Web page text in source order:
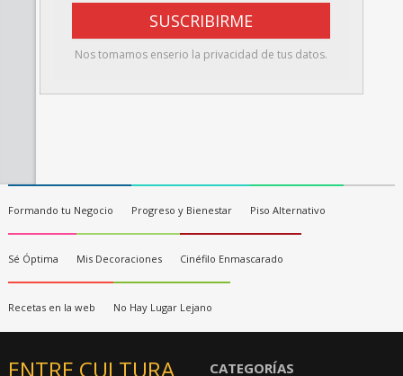
Nos tomamos enserio la privacidad de tus datos.
Formando tu Negocio Progreso y Bienestar Piso Alternativo
Sé Óptima Mis Decoraciones Cinéfilo Enmascarado
Recetas en la web No Hay Lugar Lejano
ENTRE CULTURA CATEGORÍAS